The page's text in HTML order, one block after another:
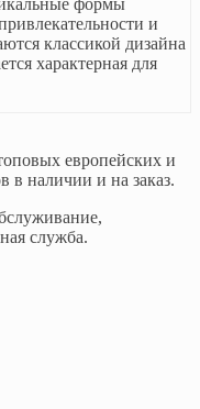
и
классикой дизайна
характерная для
европейских и
в наличии и на заказ.
служба.